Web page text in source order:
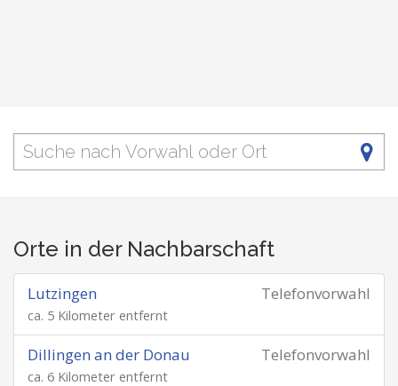
Orte in der Nachbarschaft
Telefonvorwahl
Lutzingen
ca. 5 Kilometer entfernt
Telefonvorwahl
Dillingen an der Donau
ca. 6 Kilometer entfernt